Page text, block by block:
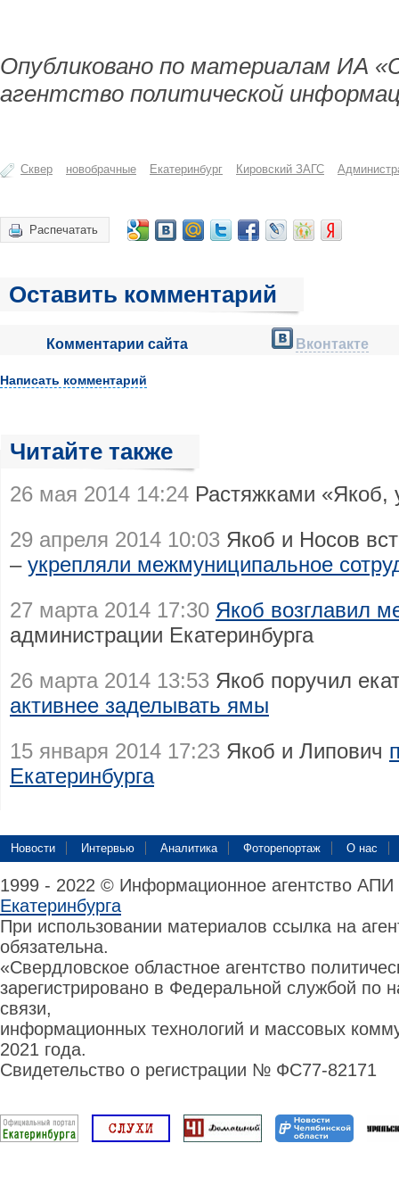
Опубликовано по материалам ИА
агентство политической
Сквер новобрачные Екатеринбург Кировский ЗАГС
Распечатать
Оставить комментарий
Комментарии сайта Вконтакте
Написать комментарий
Читайте также
26 мая 2014 14:24 Растяжками «Якоб,
29 апреля 2014 10:03 Якоб и Носов
– укрепляли межмуниципальное
27 марта 2014 17:30 Якоб возглавил
администрации Екатеринбурга
26 марта 2014 13:53 Якоб поручил
активнее заделывать ямы
15 января 2014 17:23 Якоб и Липович
Екатеринбурга
Новости Интервью Аналитика Фоторепортаж О нас
1999 - 2022 © Информационное агентство
Екатеринбурга
При использовании материалов ссылка на
обязательна.
«Свердловское областное агентство
зарегистрировано в Федеральной службой по
связи,
информационных технологий и массовых
2021 года.
Свидетельство о регистрации № ФС77-82171